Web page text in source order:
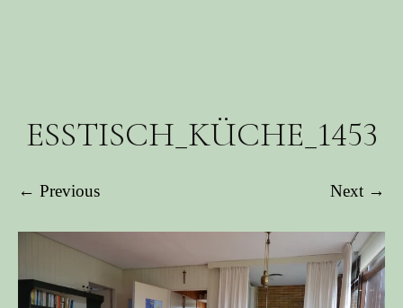
ESSTISCH_KÜCHE_1453
← Previous Next →